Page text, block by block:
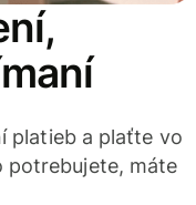
platieb a plaťte vo
potrebujete, máte